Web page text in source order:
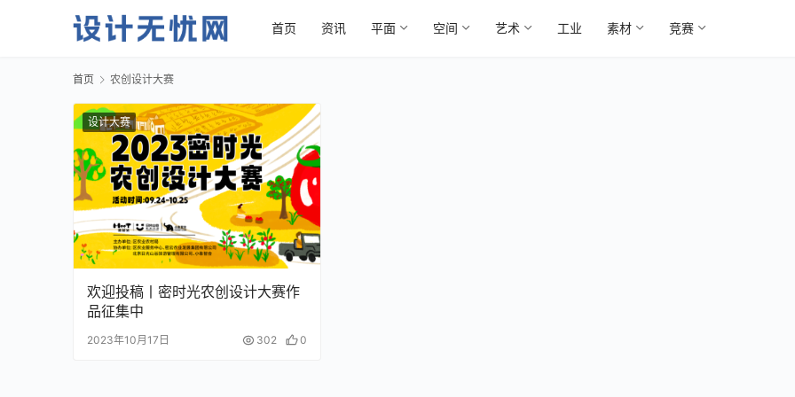
首页 资讯 平面 空间 艺术 工业 素材 竞赛
首页 农创设计大赛
设计大赛
欢迎投稿丨密时光农创设计大赛作
品征集中
2023年10月17日 302 0